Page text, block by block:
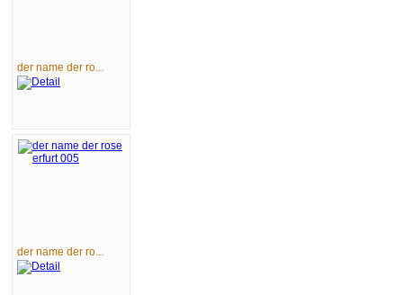
der name der ro...
der name der ro...